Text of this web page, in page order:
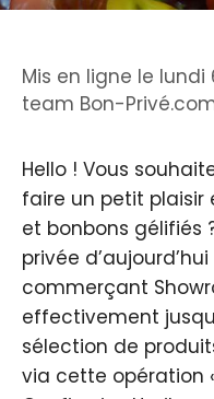
Mis en ligne le lundi
team Bon-
Hello ! Vous
faire un petit plaisir
et bonbons gélifiés
privée
commerçant
effectivement
sélection de
via cette opération